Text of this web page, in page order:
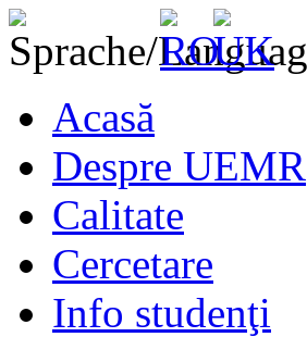
Acasă
Despre UEMR
Calitate
Cercetare
Info studenţi